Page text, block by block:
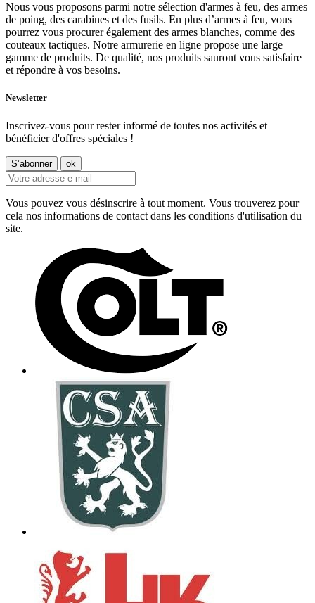
Nous vous proposons parmi notre sélection d'armes à feu, des armes
de poing, des carabines et des fusils. En plus d’armes à feu, vous
pourrez vous procurer également des armes blanches, comme des
couteaux tactiques. Notre armurerie en ligne propose une large
gamme de produits. De qualité, nos produits sauront vous satisfaire
et répondre à vos besoins.
Newsletter
Inscrivez-vous pour rester informé de toutes nos activités et
bénéficier d'offres spéciales !
Vous pouvez vous désinscrire à tout moment. Vous trouverez pour
cela nos informations de contact dans les conditions d'utilisation du
site.